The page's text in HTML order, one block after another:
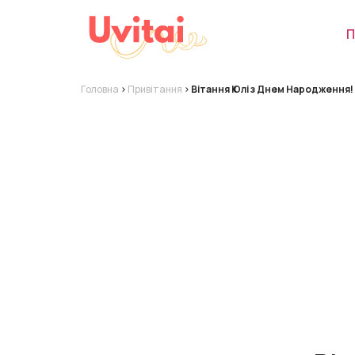
Головна > Привітання > Вітання Юлі з Днем